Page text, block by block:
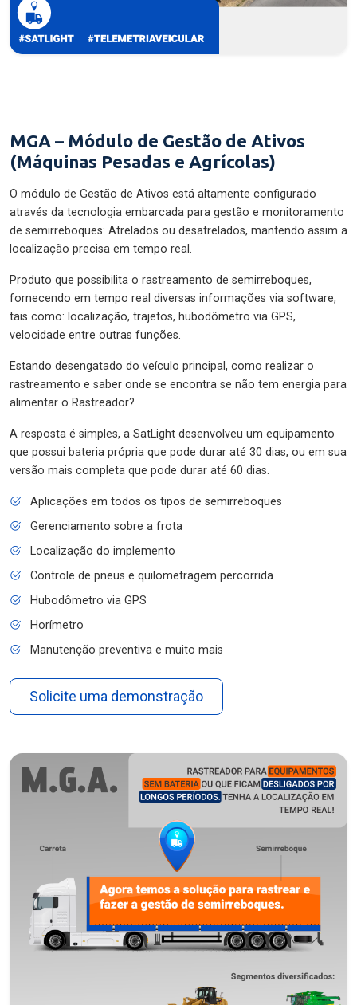
MGA – Módulo de Gestão de Ativos
(Máquinas Pesadas e Agrícolas)
O módulo de Gestão de Ativos está altamente configurado
através da tecnologia embarcada para gestão e monitoramento
de semirreboques: Atrelados ou desatrelados, mantendo assim a
localização precisa em tempo real.
Produto que possibilita o rastreamento de semirreboques,
fornecendo em tempo real diversas informações via software,
tais como: localização, trajetos, hubodômetro via GPS,
velocidade entre outras funções.
Estando desengatado do veículo principal, como realizar o
rastreamento e saber onde se encontra se não tem energia para
alimentar o Rastreador?
A resposta é simples, a SatLight desenvolveu um equipamento
que possui bateria própria que pode durar até 30 dias, ou em sua
versão mais completa que pode durar até 60 dias.
Aplicações em todos os tipos de semirreboques
Gerenciamento sobre a frota
Localização do implemento
Controle de pneus e quilometragem percorrida
Hubodômetro via GPS
Horímetro
Manutenção preventiva e muito mais
Solicite uma demonstração